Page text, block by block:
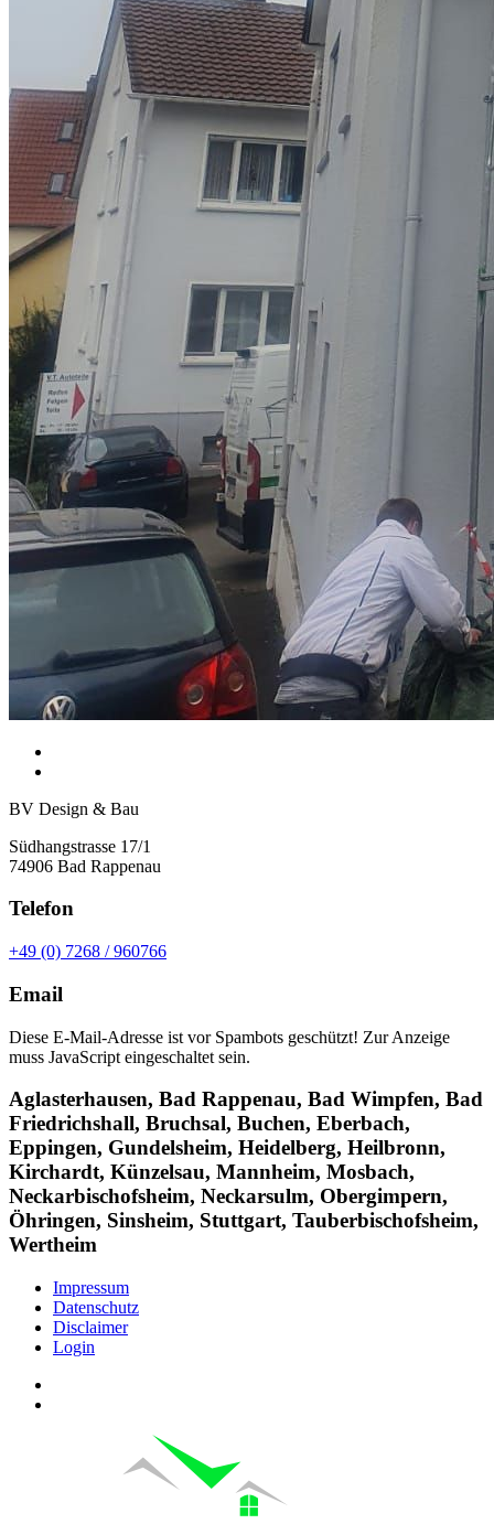
BV Design & Bau
Südhangstrasse 17/1
74906 Bad Rappenau
Telefon
+49 (0) 7268 / 960766
Email
Diese E-Mail-Adresse ist vor Spambots geschützt! Zur Anzeige
muss JavaScript eingeschaltet sein.
Aglasterhausen, Bad Rappenau, Bad Wimpfen, Bad
Friedrichshall, Bruchsal, Buchen, Eberbach,
Eppingen, Gundelsheim, Heidelberg, Heilbronn,
Kirchardt, Künzelsau, Mannheim, Mosbach,
Neckarbischofsheim, Neckarsulm, Obergimpern,
Öhringen, Sinsheim, Stuttgart, Tauberbischofsheim,
Wertheim
Impressum
Datenschutz
Disclaimer
Login